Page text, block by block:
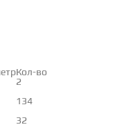
Кол-во
2
134
32